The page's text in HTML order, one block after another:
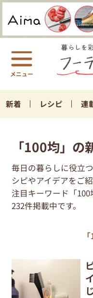
新着 レシピ 連
「100均」の
毎日の暮らしに役立
シピやアイデアをご紹
注目キーワード「
232件掲載中です。